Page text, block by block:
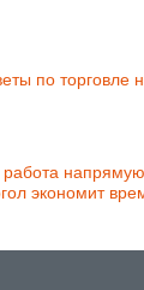
по торговле
работа
экономит